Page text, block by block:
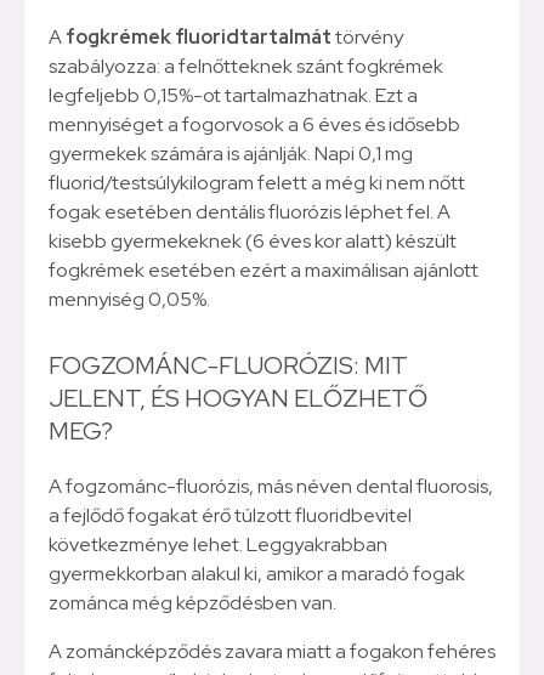
Afogkrémek fluoridtartalmáttörvény
szabályozza: a felnőtteknek szánt fogkrémek
legfeljebb 0,15%-ot tartalmazhatnak. Ezt a
mennyiséget a fogorvosok a 6 éves és idősebb
gyermekek számára is ajánlják. Napi 0,1 mg
fluorid/testsúlykilogram felett a még ki nem nőtt
fogak esetében dentális fluorózis léphet fel. A
kisebb gyermekeknek (6 éves kor alatt) készült
fogkrémek esetében ezért a maximálisan ajánlott
mennyiség 0,05%.
FOGZOMÁNC-FLUORÓZIS: MIT
JELENT, ÉS HOGYAN ELŐZHETŐ
MEG?
A fogzománc-fluorózis, más néven dental fluorosis,
a fejlődő fogakat érő túlzott fluoridbevitel
következménye lehet. Leggyakrabban
gyermekkorban alakul ki, amikor a maradó fogak
zománca még képződésben van.
A zománcképződés zavara miatt a fogakon fehéres